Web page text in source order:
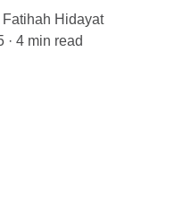
Fatihah Hidayat
4 min read